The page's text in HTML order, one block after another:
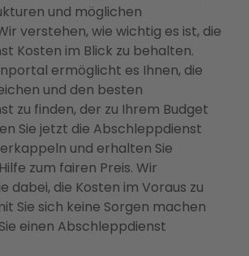
und möglichen
verstehen, wie wichtig es ist, die
Kosten im Blick zu behalten.
ermöglicht es Ihnen, die
und den besten
zu finden, der zu Ihrem Budget
Sie jetzt die Abschleppdienst
und erhalten Sie
zum fairen Preis. Wir
dabei, die Kosten im Voraus zu
Sie sich keine Sorgen machen
einen Abschleppdienst